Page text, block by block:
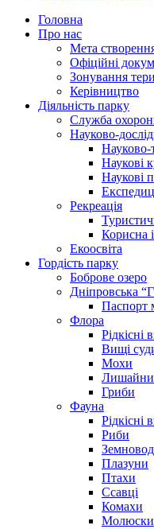
Головна
Про нас
Мета
Офіційні
Зонування
Керівництво
Діяльність парку
Служба
Науково-
Науково-
Наукові
Наукові
Рекреація
Корисна
Екоосвіта
Гордість парку
Боброве озеро
Дніпровська
Паспорт
Флора
Рідкісні
Вищі
Мохи
Гриби
Фауна
Рідкісні
Риби
Плазуни
Птахи
Ссавці
Комахи
Молюски